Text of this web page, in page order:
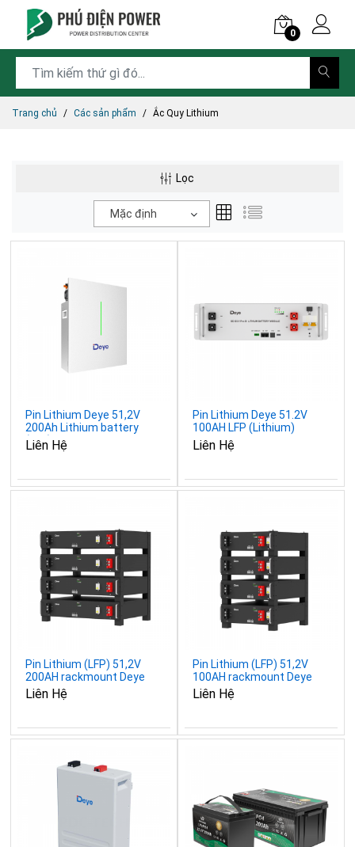
0
Trang chủ Các sản phẩm Ắc Quy Lithium
Lọc
Mặc định
Pin Lithium Deye 51,2V
200Ah Lithium battery
(LFP) RW-F10.2
Liên Hệ
Pin Lithium Deye 51.2V
100AH LFP (Lithium)
battery SE-G5.1 Pro-B
Liên Hệ
Pin Lithium (LFP) 51,2V
200AH rackmount Deye
SE-G10.2
Liên Hệ
Pin Lithium (LFP) 51,2V
100AH rackmount Deye
SE-G5.1
Liên Hệ